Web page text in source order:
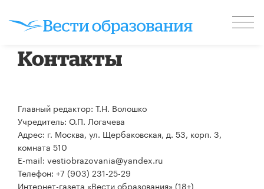
Контакты
Главный редактор: Т.Н. Волошко
Учредитель: О.П. Логачева
Адрес: г. Москва, ул. Щербаковская, д. 53, корп. 3,
комната 510
E-mail: vestiobrazovania@yandex.ru
Телефон: +7 (903) 231-25-29
Интернет-газета «Вести образования» (18+)